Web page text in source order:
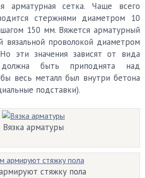
арматурная сетка. Чаще всего
стержнями диаметром 10
150 мм. Вяжется арматурный
вязальной проволокой диаметром
эти значения зависят от вида
быть приподнята над
весь металл был внутри бетона
подставки).
Вязка арматуры
стяжку пола